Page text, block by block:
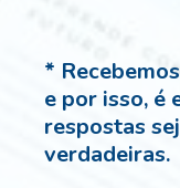
Question
Title
*
e por isso, é
respostas
verdadeiras.(